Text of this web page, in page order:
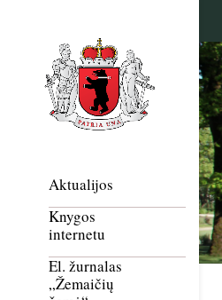
Aktualijos
Knygos
internetu
El. žurnalas
„Žemaičių